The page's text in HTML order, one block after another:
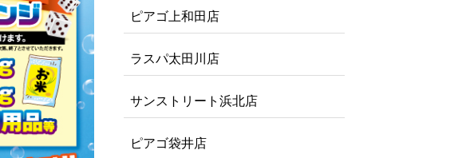
ピアゴ上和田店
ラスパ太田川店
サンストリート浜北店
ピアゴ袋井店